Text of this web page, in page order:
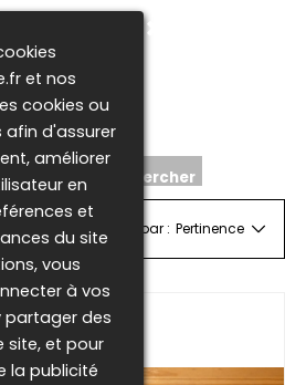
et nos
cookies ou
afin d'assurer
améliorer
en
et
du site
vous
à vos
partager des
site, et pour
la publicité
Rechercher
Sauter le menu
Boutique
Contact
Panier
Trier par : Pertinence